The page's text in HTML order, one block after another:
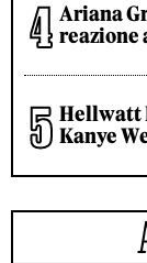
Ariana
reazione
Hellwatt
Kanye